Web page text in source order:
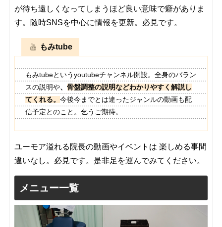
が待ち遠しくなってしまうほど良い意味で癖がありま
す。随時SNSを中心に情報を更新。必見です。
もみtube
もみtubeというyoutubeチャンネル開設。全身のバラン
スの説明や、 骨盤調整の説明などわかりやすく解説し
てくれる。 今後今までとは違ったジャンルの動画も配
信予定とのこと。乞うご期待。
ユーモア溢れる院長の動画やイベントは 楽しめる事間
違いなし。必見です。是非足を運んでみてください。
メニュー一覧